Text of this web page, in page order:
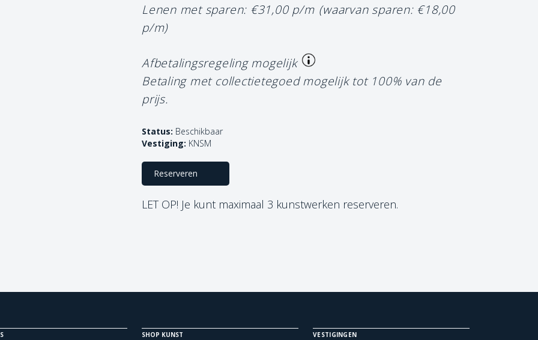
Lenen met sparen: €31,00 p/m (waarvan sparen: €18,00
p/m)
Afbetalingsregeling mogelijk
Betaling met collectietegoed mogelijk tot 100% van de
prijs.
Status: Beschikbaar
Vestiging: KNSM
Reserveren
LET OP! Je kunt maximaal 3 kunstwerken reserveren.
SHOP KUNST VESTIGINGEN